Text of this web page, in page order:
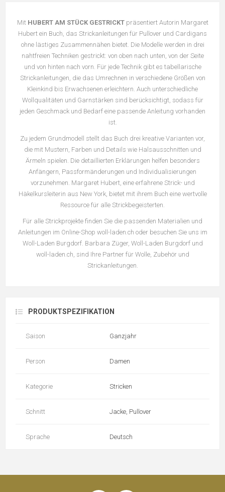
Mit HUBERT AM STÜCK GESTRICKTpräsentiert Autorin Margaret
Hubert ein Buch, das Strickanleitungen für Pullover und Cardigans
ohne lästiges Zusammennähen bietet. Die Modelle werden in drei
nahtfreien Techniken gestrickt: von oben nach unten, von der Seite
und von hinten nach vorn. Für jede Technik gibt es tabellarische
Strickanleitungen, die das Umrechnen in verschiedene Größen von
Kleinkind bis Erwachsenen erleichtern. Auch unterschiedliche
Wollqualitäten und Garnstärken sind berücksichtigt, sodass für
jeden Geschmack und Bedarf eine passende Anleitung vorhanden
ist.
Zu jedem Grundmodell stellt das Buch drei kreative Varianten vor,
die mit Mustern, Farben und Details wie Halsausschnitten und
Ärmeln spielen. Die detaillierten Erklärungen helfen besonders
Anfängern, Passformänderungen und Individualisierungen
vorzunehmen. Margaret Hubert, eine erfahrene Strick- und
Häkelkursleiterin aus New York, bietet mit ihrem Buch eine wertvolle
Ressource für alle Strickbegeisterten.
Für alle Strickprojekte finden Sie die passenden Materialien und
Anleitungen im Online-Shop woll-laden.ch oder besuchen Sie uns im
Woll-Laden Burgdorf. Barbara Züger, Woll-Laden Burgdorf und
woll-laden.ch, sind Ihre Partner für Wolle, Zubehör und
Strickanleitungen.
PRODUKTSPEZIFIKATION
Saison Ganzjahr
Person Damen
Kategorie Stricken
Schnitt Jacke, Pullover
Sprache Deutsch